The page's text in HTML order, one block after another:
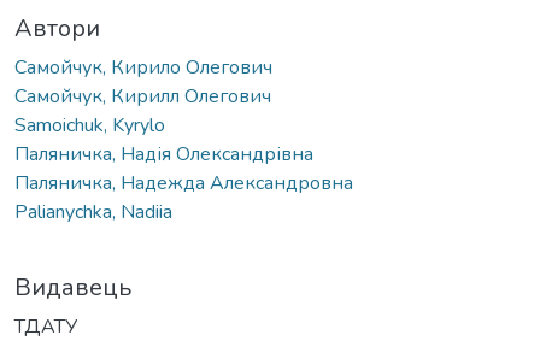
Автори
Самойчук, Кирило Олегович
Самойчук, Кирилл Олегович
Samoichuk, Kyrylo
Паляничка, Надія Олександрівна
Паляничка, Надежда Александровна
Palianychka, Nadiia
Видавець
ТДАТУ